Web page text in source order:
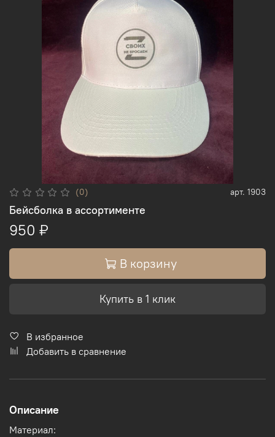
(0) арт. 1903
Бейсболка в ассортименте
950 ₽
В корзину
Купить в 1 клик
В избранное
Добавить в сравнение
Описание
Материал: